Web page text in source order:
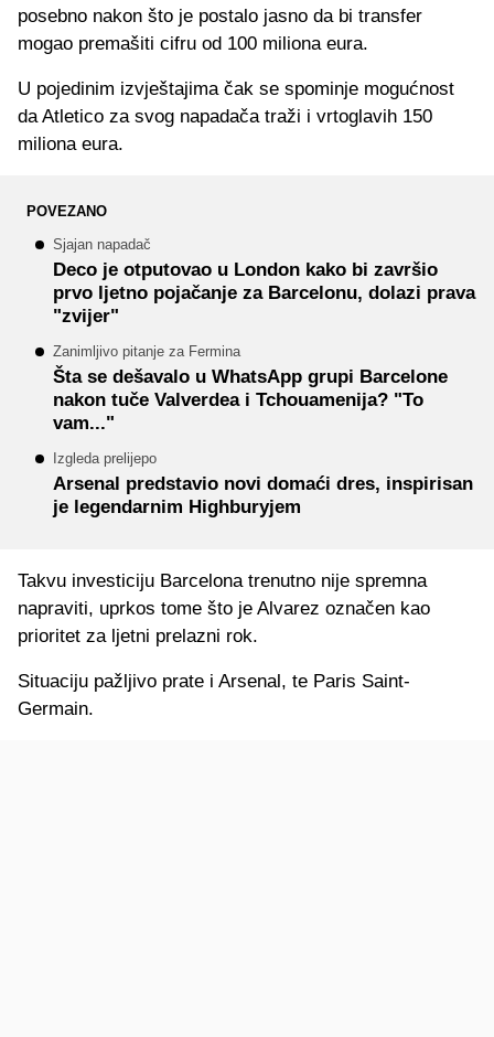
posebno nakon što je postalo jasno da bi transfer
mogao premašiti cifru od 100 miliona eura.
U pojedinim izvještajima čak se spominje mogućnost
da Atletico za svog napadača traži i vrtoglavih 150
miliona eura.
POVEZANO
Sjajan napadač
Deco je otputovao u London kako bi završio
prvo ljetno pojačanje za Barcelonu, dolazi prava
"zvijer"
Zanimljivo pitanje za Fermina
Šta se dešavalo u WhatsApp grupi Barcelone
nakon tuče Valverdea i Tchouamenija? "To
vam..."
Izgleda prelijepo
Arsenal predstavio novi domaći dres, inspirisan
je legendarnim Highburyjem
Takvu investiciju Barcelona trenutno nije spremna
napraviti, uprkos tome što je Alvarez označen kao
prioritet za ljetni prelazni rok.
Situaciju pažljivo prate i Arsenal, te Paris Saint-
Germain.